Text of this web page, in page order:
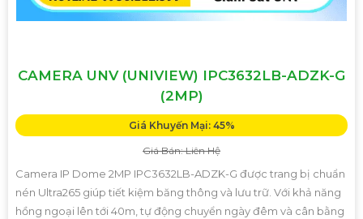
CAMERA UNV (UNIVIEW) IPC3632LB-ADZK-G
(2MP)
Giá Khuyến Mại: 45%
Giá Bán: Liên Hệ
Camera IP Dome 2MP IPC3632LB-ADZK-G được trang bị chuẩn
nén Ultra265 giúp tiết kiệm băng thông và lưu trữ. Với khả năng
hồng ngoại lên tới 40m, tự động chuyển ngày đêm và cân bằng